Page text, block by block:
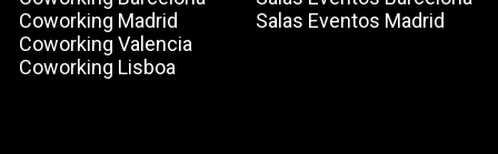
Coworking Madrid
Coworking Valencia
Coworking Lisboa
Salas Eventos Madrid